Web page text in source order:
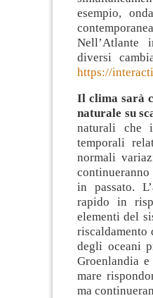
esempio,
Nell’Atlante
diversi
https://
Il clima sarà
naturale su
naturali che
temporali
normali
in passato.
rapido in
elementi del
riscaldamento
degli oceani
Groenlandia
mare
ma